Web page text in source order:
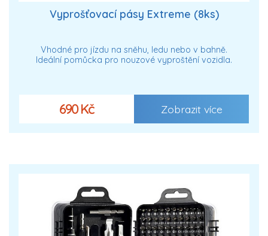
Vyprošťovací pásy Extreme (8ks)
Vhodné pro jízdu na sněhu, ledu nebo v bahně.
Ideální pomůcka pro nouzové vyproštění vozidla.
690 Kč Zobrazit více